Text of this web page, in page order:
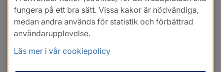
fungera på ett bra sätt. Vissa kakor är nödvändiga,
medan andra används för statistik och förbättrad
användarupplevelse.
Läs mer i vår cookiepolicy